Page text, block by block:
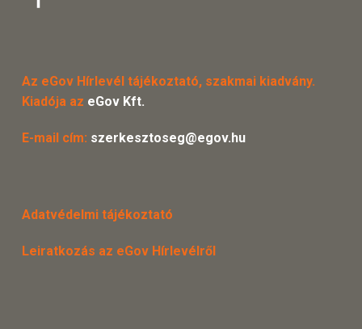
Az eGov Hírlevél tájékoztató, szakmai kiadvány.
Kiadója az eGov Kft.
E-mail cím: szerkesztoseg@egov.hu
Adatvédelmi tájékoztató
Leiratkozás az eGov Hírlevélről